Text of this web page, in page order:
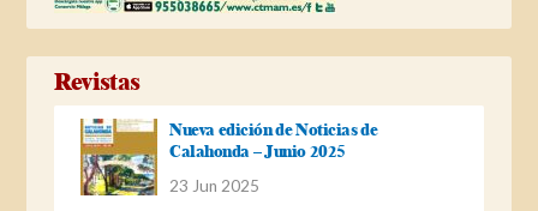
Revistas
Nueva edición de Noticias de
Calahonda – Junio 2025
23 Jun 2025